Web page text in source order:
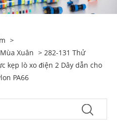
>
Xuân > 282-131 Thử
kẹp lò xo điện 2 Dây dẫn cho
PA66